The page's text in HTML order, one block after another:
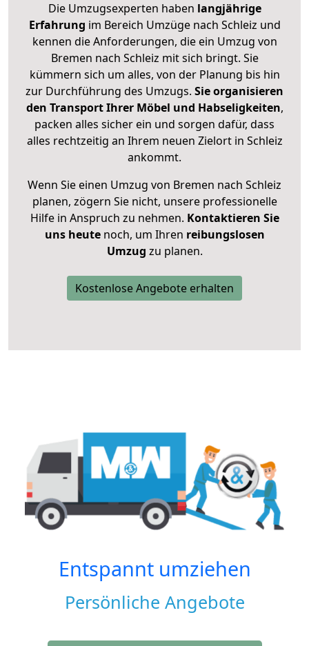
Die Umzugsexperten haben langjährige
Erfahrung im Bereich Umzüge nach Schleiz und
kennen die Anforderungen, die ein Umzug von
Bremen nach Schleiz mit sich bringt. Sie
kümmern sich um alles, von der Planung bis hin
zur Durchführung des Umzugs. Sie organisieren
den Transport Ihrer Möbel und Habseligkeiten,
packen alles sicher ein und sorgen dafür, dass
alles rechtzeitig an Ihrem neuen Zielort in Schleiz
ankommt.
Wenn Sie einen Umzug von Bremen nach Schleiz
planen, zögern Sie nicht, unsere professionelle
Hilfe in Anspruch zu nehmen. Kontaktieren Sie
uns heutenoch, um Ihren reibungslosen
Umzug zu planen.
Kostenlose Angebote erhalten
Entspannt umziehen
Persönliche Angebote